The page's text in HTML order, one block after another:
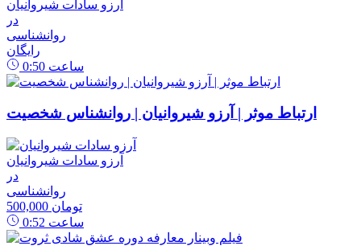
آرزو سادات شیروانیان
در
روانشناسی
رایگان
0:50 ساعت
ارتباط موثر | آرزو شیروانیان | روانشناس شخصیت
آرزو سادات شیروانیان
در
روانشناسی
500,000 تومان
0:52 ساعت